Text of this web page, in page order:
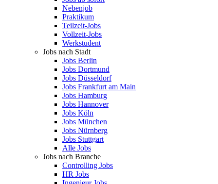
Nebenjob
Praktikum
Teilzeit-Jobs
Vollzeit-Jobs
Werkstudent
Jobs nach Stadt
Jobs Berlin
Jobs Dortmund
Jobs Düsseldorf
Jobs Frankfurt am Main
Jobs Hamburg
Jobs Hannover
Jobs Köln
Jobs München
Jobs Nürnberg
Jobs Stuttgart
Alle Jobs
Jobs nach Branche
Controlling Jobs
HR Jobs